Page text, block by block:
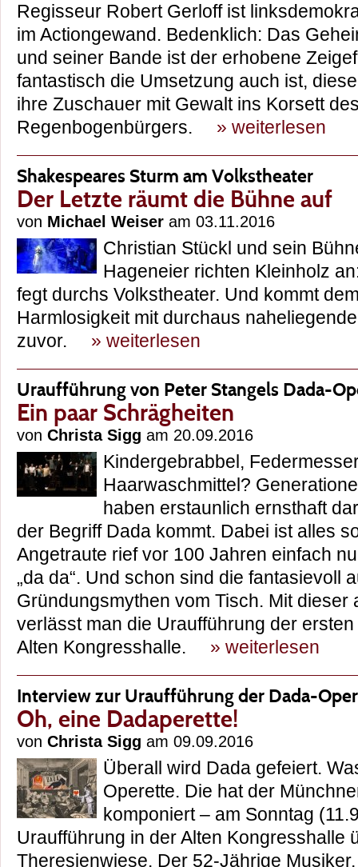
Regisseur Robert Gerloff ist
im Actiongewand. Bedenklich: Das
und seiner Bande ist der erhobene
fantastisch die Umsetzung auch ist,
ihre Zuschauer mit Gewalt ins Korsett
Regenbogenbürgers. » weiterlesen
Shakespeares Sturm am Volkstheater
Der Letzte räumt die Bühne auf
von Michael Weiser am 03.11.2016
Christian Stückl und sein
Hageneier richten Kleinholz
fegt durchs Volkstheater. Und kommt
Harmlosigkeit mit durchaus
zuvor. » weiterlesen
Uraufführung von Peter Stangels Dada-
Ein paar Schrägheiten
von Christa Sigg am 20.09.2016
Kindergebrabbel,
Haarwaschmittel?
haben erstaunlich ernsthaft
der Begriff Dada kommt. Dabei ist alles
Angetraute rief vor 100 Jahren einfach
„da da“. Und schon sind die fantasievoll
Gründungsmythen vom Tisch. Mit dieser
verlässt man die Uraufführung der
Alten Kongresshalle. » weiterlesen
Interview zur Uraufführung der Dada-
Oh, eine Dadaperette!
von Christa Sigg am 09.09.2016
Überall wird Dada gefeiert.
Operette. Die hat der
komponiert – am Sonntag
Uraufführung in der Alten Kongresshalle
Theresienwiese. Der 52-Jährige